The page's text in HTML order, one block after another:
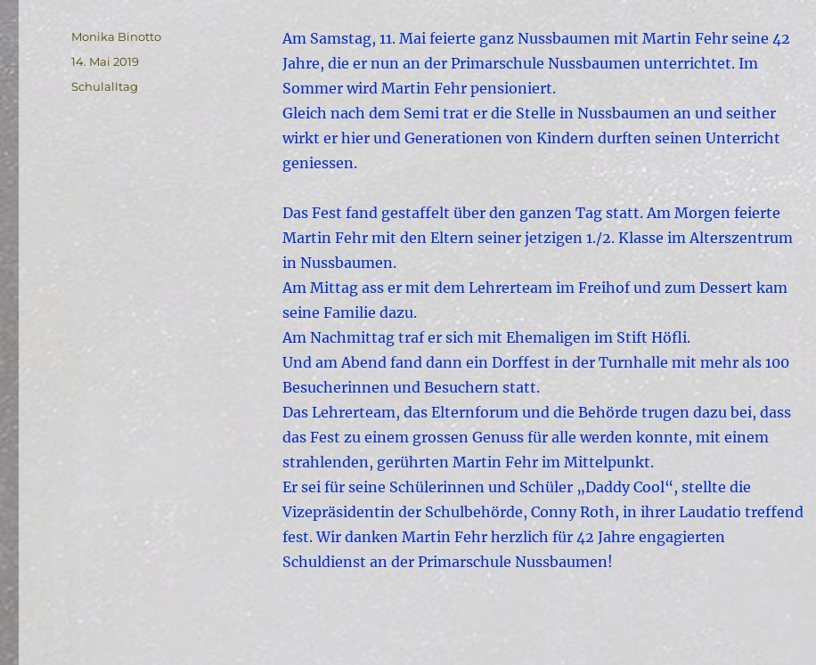
Am Samstag, 11. Mai feierte ganz Nussbaumen mit Martin Fehr seine 42
Jahre, die er nun an der Primarschule Nussbaumen unterrichtet. Im
Sommer wird Martin Fehr pensioniert.
Gleich nach dem Semi trat er die Stelle in Nussbaumen an und seither
wirkt er hier und Generationen von Kindern durften seinen Unterricht
geniessen.
Das Fest fand gestaffelt über den ganzen Tag statt. Am Morgen feierte
Martin Fehr mit den Eltern seiner jetzigen 1./2. Klasse im Alterszentrum
in Nussbaumen.
Am Mittag ass er mit dem Lehrerteam im Freihof und zum Dessert kam
seine Familie dazu.
Am Nachmittag traf er sich mit Ehemaligen im Stift Höfli.
Und am Abend fand dann ein Dorffest in der Turnhalle mit mehr als 100
Besucherinnen und Besuchern statt.
Das Lehrerteam, das Elternforum und die Behörde trugen dazu bei, dass
das Fest zu einem grossen Genuss für alle werden konnte, mit einem
strahlenden, gerührten Martin Fehr im Mittelpunkt.
Er sei für seine Schülerinnen und Schüler „Daddy Cool“, stellte die
Vizepräsidentin der Schulbehörde, Conny Roth, in ihrer Laudatio treffend
fest. Wir danken Martin Fehr herzlich für 42 Jahre engagierten
Schuldienst an der Primarschule Nussbaumen!
Autor
Monika Binotto
Veröffentlicht
am
14. Mai 2019
Kategorien
Schulalltag